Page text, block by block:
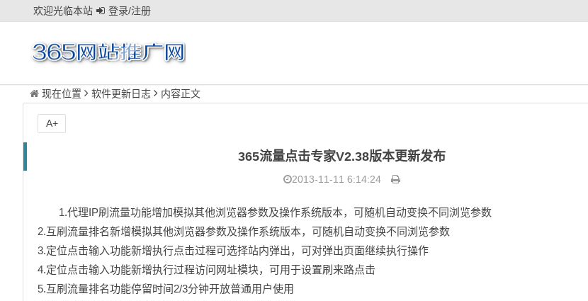
欢迎光临本站 登录/注册
现在位置 软件更新日志 内容正文
365流量点击专家V2.38版本更新发布
2013-11-11 6:14:24
1.代理IP刷流量功能增加模拟其他浏览器参数及操作系统版本，可随机自动变换不同浏览参数
2.互刷流量排名新增模拟其他浏览器参数及操作系统版本，可随机自动变换不同浏览参数
3.定位点击输入功能新增执行点击过程可选择站内弹出，可对弹出页面继续执行操作
4.定位点击输入功能新增执行过程访问网址模块，可用于设置刷来路点击
5.互刷流量排名功能停留时间2/3分钟开放普通用户使用
A+